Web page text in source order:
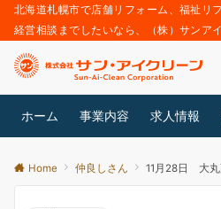
北海道札幌市で店舗リフォーム、福祉リ
経営相談までしたいなら、（株）サンア
ホーム 事業内容 求人情報
Home 仲良しさん 11月28日 大